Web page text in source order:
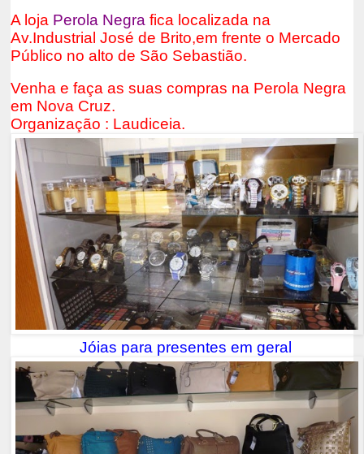
A loja Perola Negrafica localizada na
Av.Industrial José de Brito,em frente o Mercado
Público no alto de São Sebastião.
Venha e faça as suas compras na Perola Negra
em Nova Cruz.
Organização : Laudiceia.
Jóias para presentes em geral